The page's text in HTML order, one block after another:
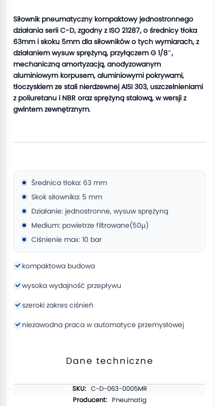
Siłownik pneumatyczny kompaktowy jednostronnego
działania serii C-D, zgodny z ISO 21287, o średnicy tłoka
63mm i skoku 5mm dla siłowników o tych wymiarach, z
działaniem wysuw sprężyną, przyłączem G 1/8″,
mechaniczną amortyzacją, anodyzowanym
aluminiowym korpusem, aluminiowymi pokrywami,
tłoczyskiem ze stali nierdzewnej AISI 303, uszczelnieniami
z poliuretanu i NBR oraz sprężyną stalową, w wersji z
gwintem zewnętrznym.
Średnica tłoka: 63 mm
Skok siłownika: 5 mm
Działanie: jednostronne, wysuw sprężyną
Medium: powietrze filtrowane(50µ)
Ciśnienie max: 10 bar
kompaktowa budowa
wysoka wydajność przepływu
szeroki zakres ciśnień
niezawodna praca w automatyce przemysłowej
Dane techniczne
C-D-063-0005MR
Pneumatig